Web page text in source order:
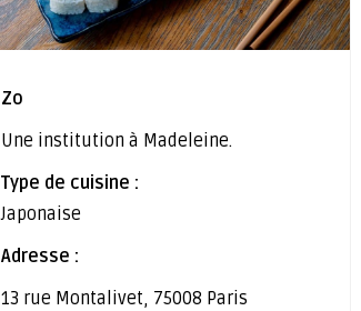
Zo
Une institution à Madeleine.
Type de cuisine :
Japonaise
Adresse :
13 rue Montalivet, 75008 Paris